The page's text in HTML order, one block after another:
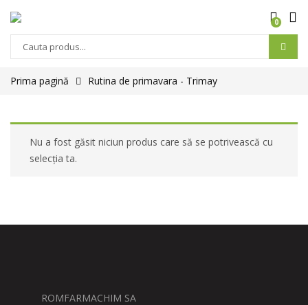
0
Prima pagină Rutina de primavara - Trimay
Nu a fost găsit niciun produs care să se potrivească cu
selecția ta.
ROMFARMACHIM SA